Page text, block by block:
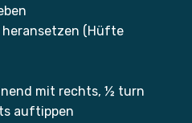
heransetzen (Hüfte
mit rechts, ½ turn
auftippen